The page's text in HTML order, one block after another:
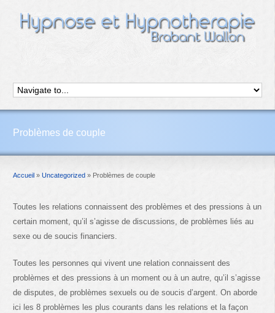
Problèmes de couple
Accueil » Uncategorized » Problèmes de couple
Toutes les relations connaissent des problèmes et des pressions à un
certain moment, qu’il s’agisse de discussions, de problèmes liés au
sexe ou de soucis financiers.
Toutes les personnes qui vivent une relation connaissent des
problèmes et des pressions à un moment ou à un autre, qu’il s’agisse
de disputes, de problèmes sexuels ou de soucis d’argent. On aborde
ici les 8 problèmes les plus courants dans les relations et la façon